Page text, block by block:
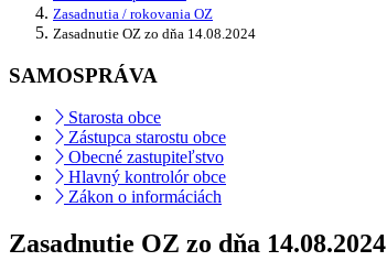
Zasadnutia / rokovania OZ
Zasadnutie OZ zo dňa 14.08.2024
SAMOSPRÁVA
Starosta obce
Zástupca starostu obce
Obecné zastupiteľstvo
Hlavný kontrolór obce
Zákon o informáciách
Zasadnutie OZ zo dňa 14.08.2024